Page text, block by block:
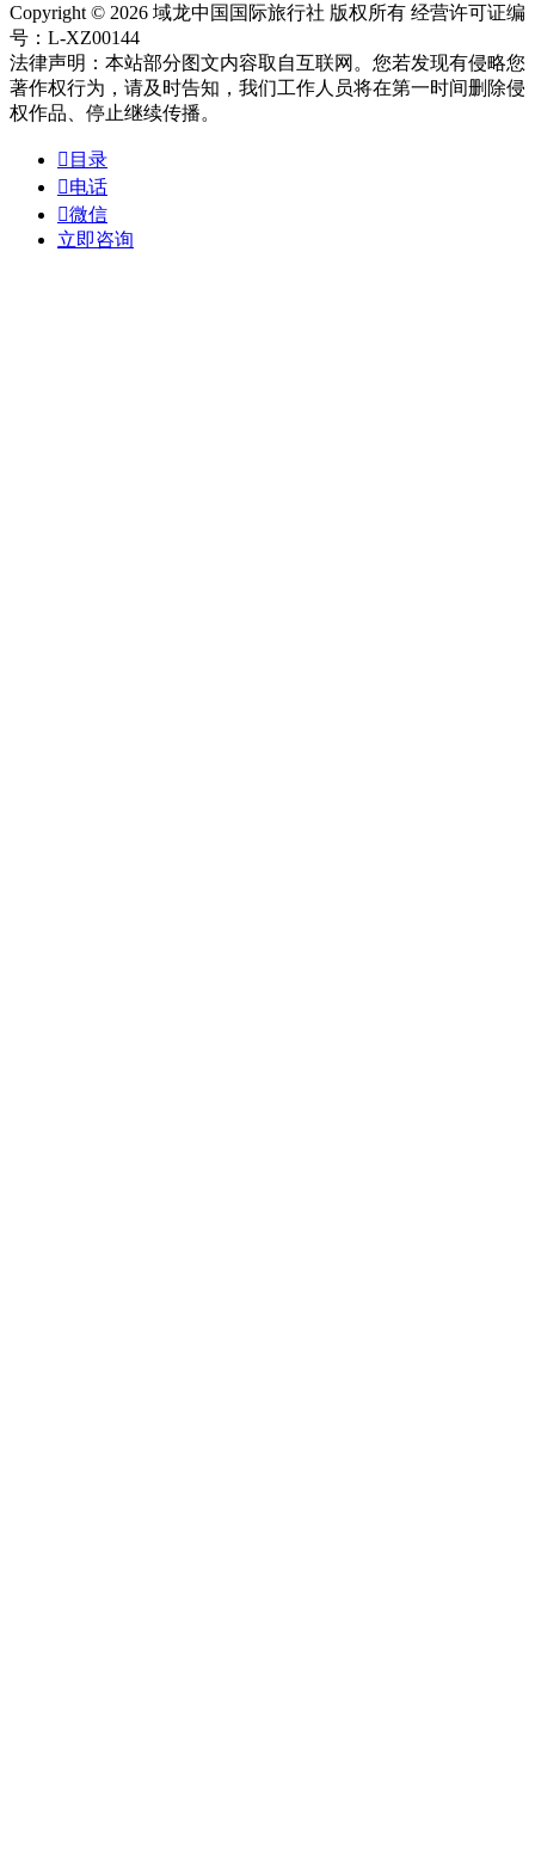
Copyright © 2026 域龙中国国际旅行社 版权所有 经营许可证编
号：L-XZ00144
法律声明：本站部分图文内容取自互联网。您若发现有侵略您
著作权行为，请及时告知，我们工作人员将在第一时间删除侵
权作品、停止继续传播。
 目录
电话
微信
立即咨询